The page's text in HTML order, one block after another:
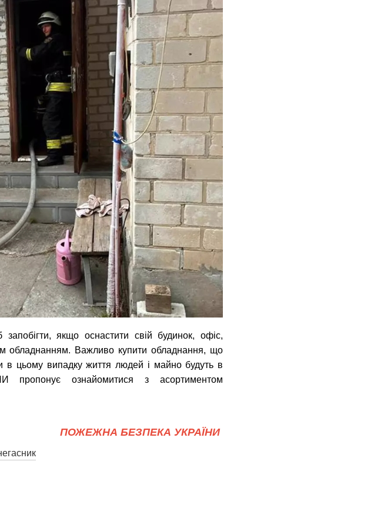
якщо оснастити свій будинок, офіс,
обладнанням. Важливо купити обладнання, що
в цьому випадку життя людей і майно будуть в
ознайомитися з асортиментом
ПОЖЕЖНА БЕЗПЕКА УКРАЇНИ